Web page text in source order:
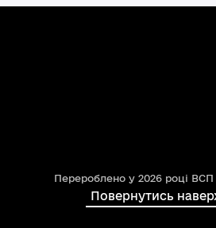
Перероблено у 2026 році
Повернутись